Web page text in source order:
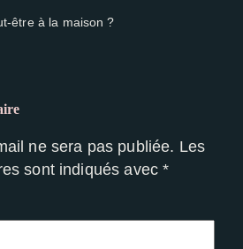
être à la maison ?
ne sera pas publiée. Les
sont indiqués avec*